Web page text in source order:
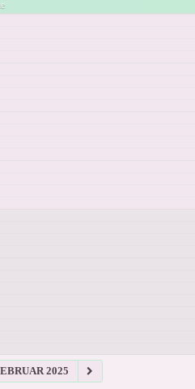
2025